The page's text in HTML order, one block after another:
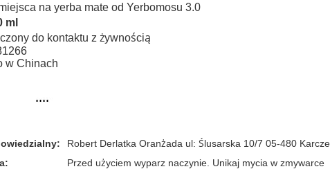
na yerba mate od Yerbomosu 3.0
ml
do kontaktu z żywnością
w Chinach
:
Robert Derlatka Oranżada ul: Ślusarska 10/7 05-480
:
Przed użyciem wyparz naczynie. Unikaj mycia w zmywarce